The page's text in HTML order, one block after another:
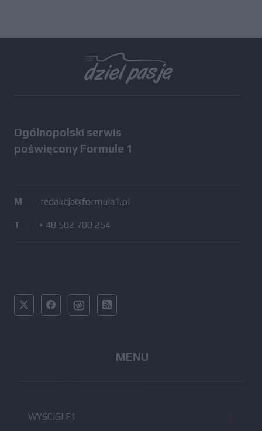
Ogólnopolski serwis
poświęcony Formule 1
M / redakcja@formula1.pl
T / + 48 502 700 254
MENU
WYŚCIGI F1